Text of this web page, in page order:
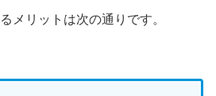
メリットは次の通りです。